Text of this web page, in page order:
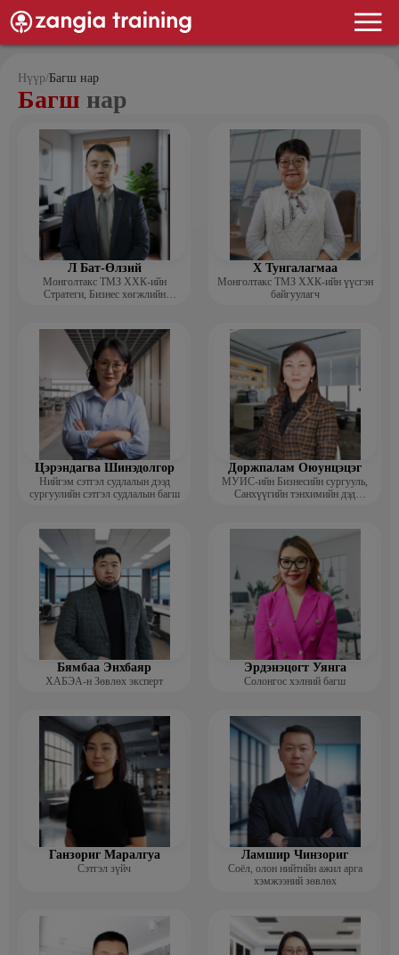
Нүүр/Багш нар
Багш нар
Л Бат-Өлзий
Монголтакс ТМЗ ХХК-ийн
Стратеги, Бизнес хөгжлийн
Х Тунгалагмаа
Монголтакс ТМЗ ХХК-ийн үүсгэн
байгуулагч
Цэрэндагва Шинэдолгор
Нийгэм сэтгэл судлалын дээд
сургуулийн сэтгэл судлалын багш
Доржпалам Оюунцэцэг
МУИС-ийн Бизнесийн сургууль,
Санхүүгийн тэнхимийн дэд
Бямбаа Энхбаяр
ХАБЭА-н Зөвлөх эксперт
Эрдэнэцогт Уянга
Солонгос хэлний багш
Ганзориг Маралгуа
Сэтгэл зүйч
Ламшир Чинзориг
Соёл, олон нийтийн ажил арга
хэмжээний зөвлөх